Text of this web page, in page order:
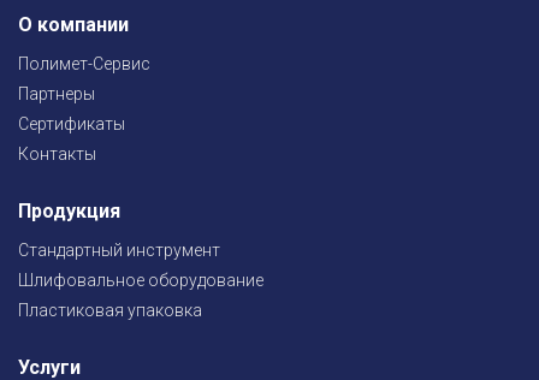
О компании
Полимет-Сервис
Партнеры
Сертификаты
Контакты
Продукция
Стандартный инструмент
Шлифовальное оборудование
Пластиковая упаковка
Услуги